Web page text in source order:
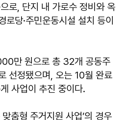
로, 단지 내 가로수 정비와 옥
로당·주민운동시설 설치 등이
만 원으로 총 32개 공동주
선정됐으며, 오는 10월 완료
사업이 추진 중이다.
춤형 주거지원 사업’의 경우